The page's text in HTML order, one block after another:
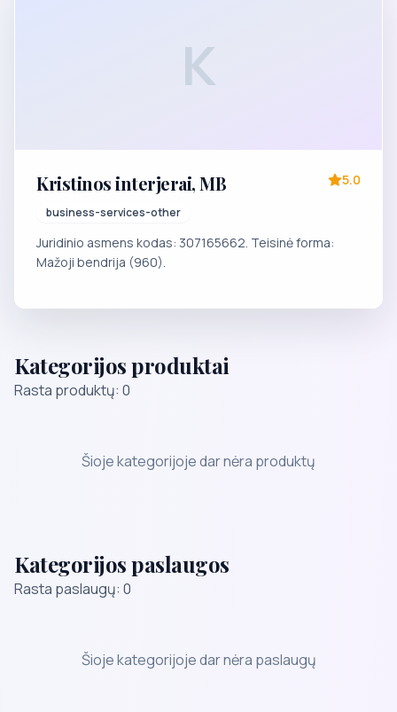
K
Kristinos interjerai, MB
business-services-other
5.0
Juridinio asmens kodas: 307165662. Teisinė forma:
Mažoji bendrija (960).
Kategorijos produktai
Rasta produktų: 0
Šioje kategorijoje dar nėra produktų
Kategorijos paslaugos
Rasta paslaugų: 0
Šioje kategorijoje dar nėra paslaugų